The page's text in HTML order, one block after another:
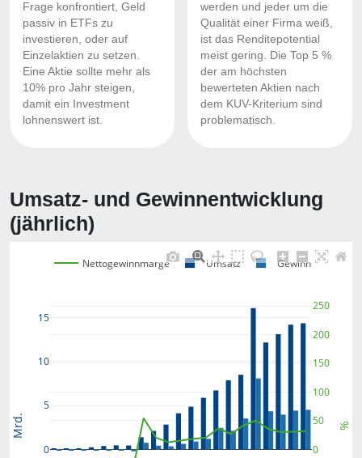
Frage konfrontiert, Geld
passiv in ETFs zu
investieren, oder auf
Einzelaktien zu setzen.
Eine Aktie sollte mehr als
10% pro Jahr steigen,
damit ein Investment
lohnenswert ist.
werden und jeder um die
Qualität einer Firma weiß,
ist das Renditepotential
meist gering. Die Top 5 %
der am höchsten
bewerteten Aktien nach
dem KUV-Kriterium sind
problematisch.
Umsatz- und Gewinnentwicklung
(jährlich)
0
5
10
15
0
50
100
150
200
250
Nettogewinnmarge Umsatz Gewinn
Mrd. %